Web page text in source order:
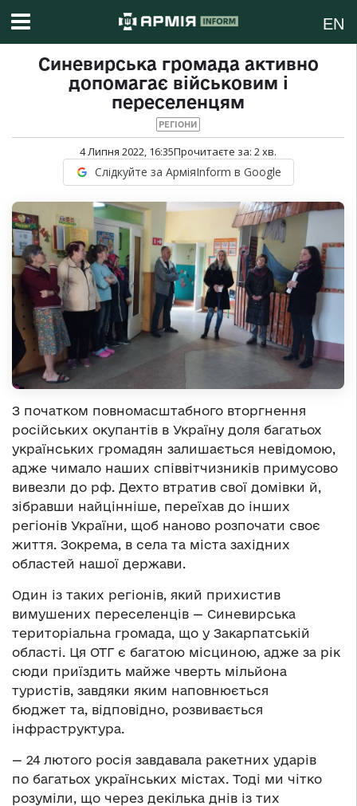
EN
Синевирська громада активно
допомагає військовим і
переселенцям
РЕГІОНИ
4 Липня 2022, 16:35Прочитаєте за: 2хв.
Слідкуйте за АрміяInform в Google
З початком повномасштабного вторгнення
російських окупантів в Україну доля багатьох
українських громадян залишається невідомою,
адже чимало наших співвітчизників примусово
вивезли до рф. Дехто втратив свої домівки й,
зібравши найцінніше, переїхав до інших
регіонів України, щоб наново розпочати своє
життя. Зокрема, в села та міста західних
областей нашої держави.
Один із таких регіонів, який прихистив
вимушених переселенців — Синевирська
територіальна громада, що у Закарпатській
області. Ця ОТГ є багатою місциною, адже за рік
сюди приїздить майже чверть мільйона
туристів, завдяки яким наповнюється
бюджет та, відповідно, розвивається
інфраструктура.
— 24 лютого росія завдавала ракетних ударів
по багатьох українських містах. Тоді ми чітко
розуміли, що через декілька днів із тих